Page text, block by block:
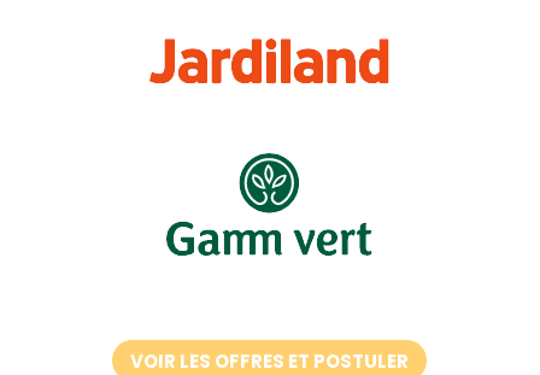
VOIR LES OFFRES ET POSTULER